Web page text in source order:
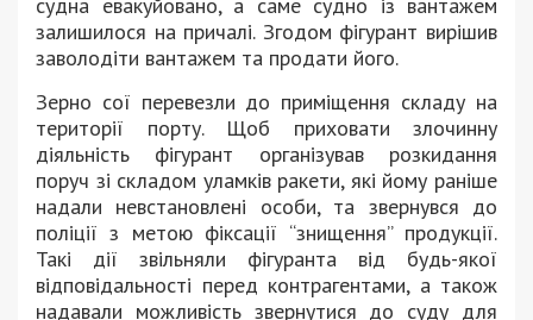
судна евакуйовано, а саме судно із вантажем
залишилося на причалі. Згодом фігурант вирішив
заволодіти вантажем та продати його.
Зерно сої перевезли до приміщення складу на
території порту. Щоб приховати злочинну
діяльність фігурант організував розкидання
поруч зі складом уламків ракети, які йому раніше
надали невстановлені особи, та звернувся до
поліції з метою фіксації “знищення” продукції.
Такі дії звільняли фігуранта від будь-якої
відповідальності перед контрагентами, а також
надавали можливість звернутися до суду для